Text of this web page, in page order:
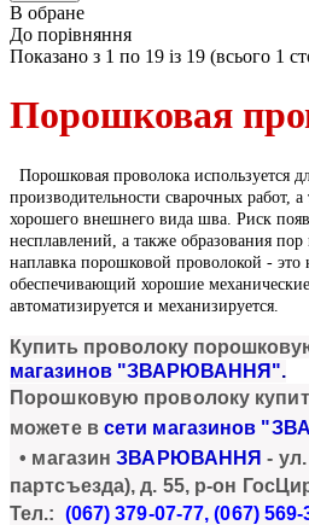
В обране
До порівняння
Показано з 1 по 19 із 19 (всього 1
Порошковая
Порошковая проволока используется
производительности сварочных работ,
хорошего внешнего вида шва. Риск
несплавлений, а также образования
наплавка порошковой проволокой - это
обеспечивающий хорошие
автоматизируется и механизируется.
Купить проволоку
магазинов "ЗВАРЮВАННЯ".
Порошковую проволоку
можете всети магазинов
• магазинЗВАРЮВАННЯ - ул.
партсъезда), д. 55, р-он
Тел.: (067) 379-07-77, (067)